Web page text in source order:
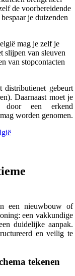
de voorbereidende
je duizenden
mag je zelf je
slijpen van sleuven
van stopcontacten
gebeurt
Daarnaast moet je
door een erkend
worden genomen.
een nieuwbouw of
een vakkundige
duidelijke aanpak.
en veilig te
tekenen